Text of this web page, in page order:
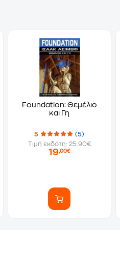
Foundation: Θεμέλιο
και Γη
5
(5)
Τιμή εκδότη: 25.90€
19,00€